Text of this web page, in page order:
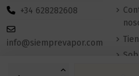
+34 628282608
info@siemprevapor.com